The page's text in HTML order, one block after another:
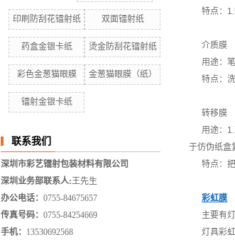
印刷防刮花镭射纸 双面镭射纸
药盒金银卡纸 烫金防刮花镭射纸
彩色金葱猫眼膜 金葱猫眼膜（纸）
镭射金银卡纸
联系我们
深圳市彩艺镭射包装材料有限公司
深圳业务部联系人:王先生
办公电话： 0755-84675657
传真号码： 0755-84254669
手机： 13530692568
特点：1.
介质膜
用途：笔
特点：洗
转移膜
用途：1.
于仿伪纸盒
特点：把
彩虹膜
主要有灯
灯具彩虹